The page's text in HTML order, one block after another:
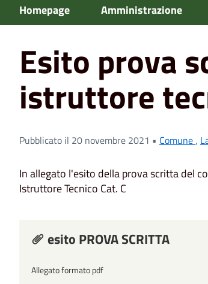
Homepage Amministrazione
Home News Esito prova scritta
Esito prova
istruttore
Pubblicato il 20 novembre 2021 • Comune ,
In allegato l'esito della prova scritta del
Istruttore Tecnico Cat. C
esito PROVA SCRITTA
Allegato formato pdf